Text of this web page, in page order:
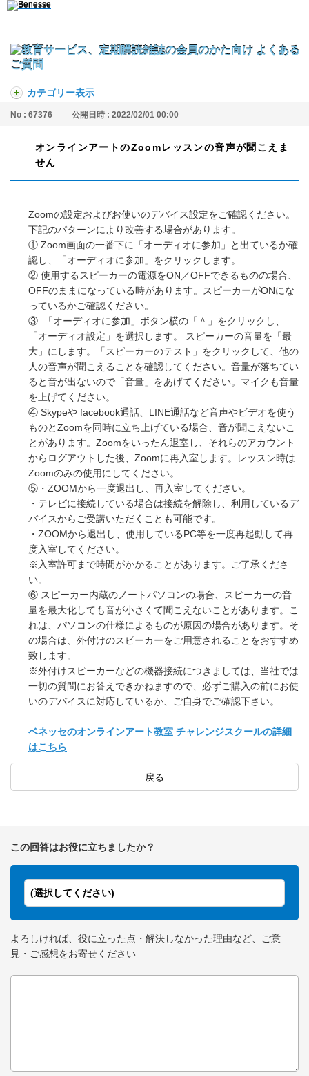
カテゴリー表示
No : 67376 公開日時 : 2022/02/01 00:00
オンラインアートのZoomレッスンの音声が聞こえま
せん
Zoomの設定およびお使いのデバイス設定をご確認ください。
下記のパターンにより改善する場合があります。
① Zoom画面の一番下に「オーディオに参加」と出ているか確
認し、「オーディオに参加」をクリックします。
② 使用するスピーカーの電源をON／OFFできるものの場合、
OFFのままになっている時があります。スピーカーがONにな
っているかご確認ください。
③ 「オーディオに参加」ボタン横の「＾」をクリックし、
「オーディオ設定」を選択します。 スピーカーの音量を「最
大」にします。「スピーカーのテスト」をクリックして、他の
人の音声が聞こえることを確認してください。音量が落ちてい
ると音が出ないので「音量」をあげてください。マイクも音量
を上げてください。
④ Skypeや facebook通話、LINE通話など音声やビデオを使う
ものとZoomを同時に立ち上げている場合、音が聞こえないこ
とがあります。Zoomをいったん退室し、それらのアカウント
からログアウトした後、Zoomに再入室します。レッスン時は
Zoomのみの使用にしてください。
⑤・ZOOMから一度退出し、再入室してください。
・テレビに接続している場合は接続を解除し、利用しているデ
バイスからご受講いただくことも可能です。
・ZOOMから退出し、使用しているPC等を一度再起動して再
度入室してください。
※入室許可まで時間がかかることがあります。ご了承くださ
い。
⑥ スピーカー内蔵のノートパソコンの場合、スピーカーの音
量を最大化しても音が小さくて聞こえないことがあります。こ
れは、パソコンの仕様によるものが原因の場合があります。そ
の場合は、外付けのスピーカーをご用意されることをおすすめ
致します。
※外付けスピーカーなどの機器接続につきましては、当社では
一切の質問にお答えできかねますので、必ずご購入の前にお使
いのデバイスに対応しているか、ご自身でご確認下さい。
ベネッセのオンラインアート教室 チャレンジスクールの詳細
はこちら
戻る
この回答はお役に立ちましたか？
(選択してください)
よろしければ、役に立った点・解決しなかった理由など、ご意
見・ご感想をお寄せください